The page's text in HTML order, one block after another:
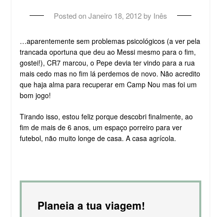
Posted onJaneiro 18, 2012 by Inês
…aparentemente sem problemas psicológicos (a ver pela
trancada oportuna que deu ao Messi mesmo para o fim,
gostei!), CR7 marcou, o Pepe devia ter vindo para a rua
mais cedo mas no fim lá perdemos de novo. Não acredito
que haja alma para recuperar em Camp Nou mas foi um
bom jogo!
Tirando isso, estou feliz porque descobri finalmente, ao
fim de mais de 6 anos, um espaço porreiro para ver
futebol, não muito longe de casa. A casa agrícola.
Planeia a tua viagem!